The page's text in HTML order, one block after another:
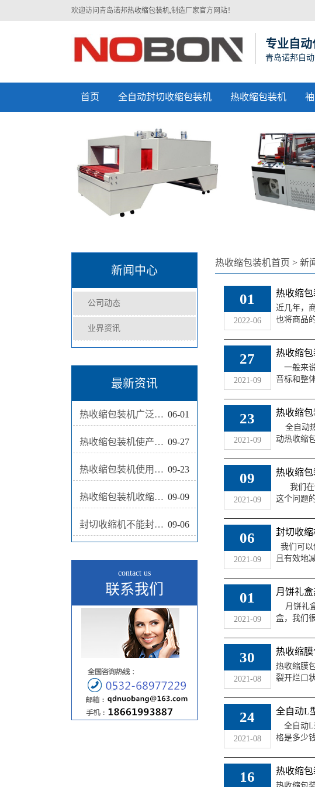
欢迎访问青岛诺邦热收缩包装机,制造厂家官方网站！
专业自
青岛诺邦自
首页 全自动封切收缩包装机 热收缩包装机
二合一封切收缩包装机
新闻中心
公司动态
业界资讯
最新资讯
热收缩包装机广泛应用医药日化等行业 06-01
热收缩包装机使产品更加美观 09-27
热收缩包装机使用前要做哪些调整 09-23
热收缩包装机收缩温度提升慢是什么原因 09-09
封切收缩机不能封切薄膜的原因 09-06
contact us
联系我们
热收缩包装机首页 > 新
01
2022-06
热收缩
近几年，
也将商品
27
2021-09
热收缩
一般来
音标和整
23
2021-09
热收缩
全自动
动热收缩
09
2021-09
热收缩
我们在
这个问题
06
2021-09
封切收
我们可以
且有效地
01
2021-09
月饼礼
月饼礼
盒，我们
30
2021-08
热收缩
热收缩膜
裂开烂口
24
2021-08
全自动L
全自动L
格是多少
16 热收缩